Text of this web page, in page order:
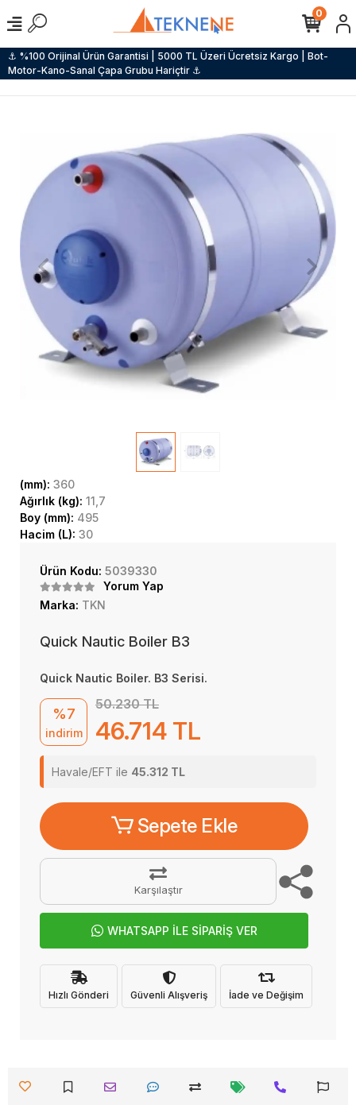
⚓ %100 Orijinal Ürün Garantisi | 5000 TL Üzeri Ücretsiz Kargo | Bot-
Motor-Kano-Sanal Çapa Grubu Hariçtir ⚓
0
(mm): 360
Ağırlık (kg): 11,7
Boy (mm): 495
Hacim (L): 30
Ürün Kodu: 5039330
Yorum Yap
Marka: TKN
Quick Nautic Boiler B3
Quick Nautic Boiler. B3 Serisi.
%7
indirim
50.230 TL
46.714 TL
Havale/EFT ile 45.312 TL
Sepete Ekle
Karşılaştır
WHATSAPP İLE SİPARİŞ VER
Hızlı Gönderi Güvenli Alışveriş İade ve Değişim